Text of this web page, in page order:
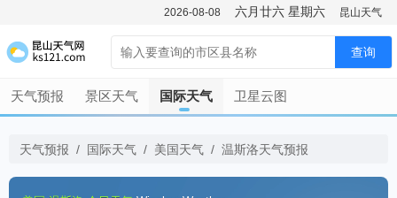
2026-08-08 六月廿六 星期六 昆山天气
查询
天气预报 景区天气 国际天气 卫星云图
天气预报 / 国际天气 / 美国天气 / 温斯洛天气预报